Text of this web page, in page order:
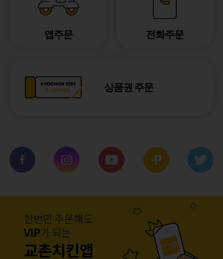
앱주문 전화주문
상품권 주문